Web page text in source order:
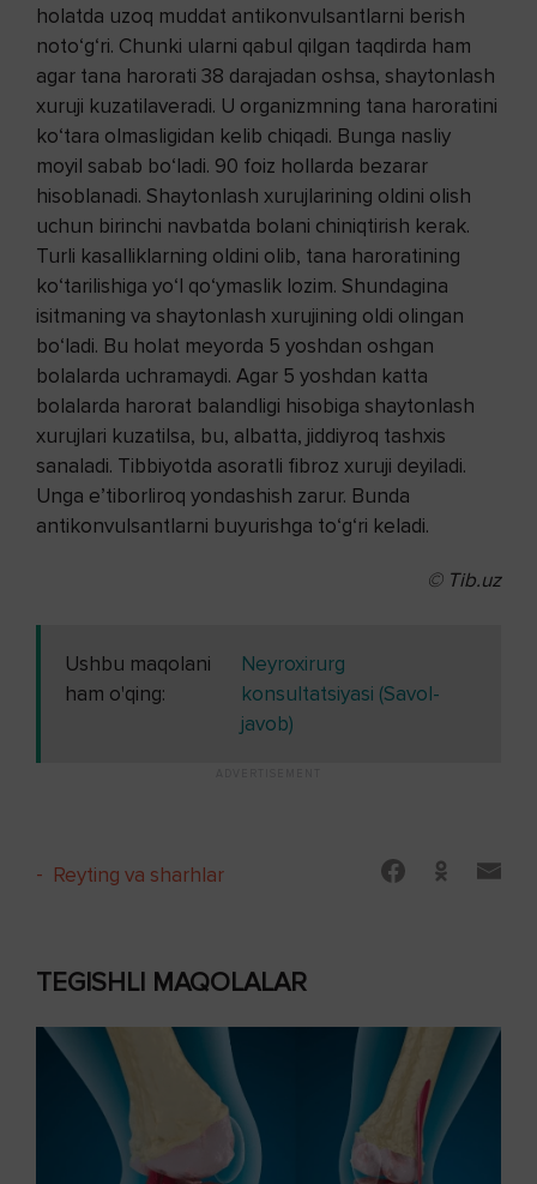
holatda uzoq muddat antikonvulsantlarni berish
noto‘g‘ri. Chunki ularni qabul qilgan taqdirda ham
agar tana harorati 38 darajadan oshsa, shaytonlash
xuruji kuzatilaveradi. U organizmning tana haroratini
ko‘tara olmasligidan kelib chiqadi. Bunga nasliy
moyil sabab bo‘ladi. 90 foiz hollarda bezarar
hisoblanadi. Shaytonlash xurujlarining oldini olish
uchun birinchi navbatda bolani chiniqtirish kerak.
Turli kasalliklarning oldini olib, tana haroratining
ko‘tarilishiga yo‘l qo‘ymaslik lozim. Shundagina
isitmaning va shaytonlash xurujining oldi olingan
bo‘ladi. Bu holat meyorda 5 yoshdan oshgan
bolalarda uchramaydi. Agar 5 yoshdan katta
bolalarda harorat balandligi hisobiga shaytonlash
xurujlari kuzatilsa, bu, albatta, jiddiyroq tashxis
sanaladi. Tibbiyotda asoratli fibroz xuruji deyiladi.
Unga e’tiborliroq yondashish zarur. Bunda
antikonvulsantlarni buyurishga to‘g‘ri keladi.
© Tib.uz
Ushbu maqolani
ham o'qing:
Neyroxirurg
konsultatsiyasi (Savol-
javob)
- Reyting va sharhlar
TEGISHLI MAQOLALAR